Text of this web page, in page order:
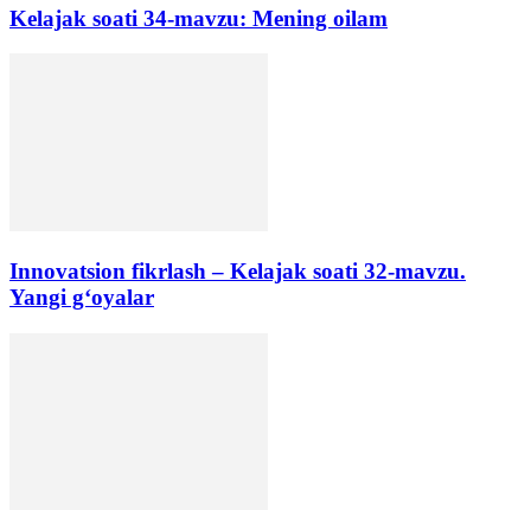
Kelajak soati 34-mavzu: Mening oilam
Innovatsion fikrlash – Kelajak soati 32-mavzu.
Yangi g‘oyalar